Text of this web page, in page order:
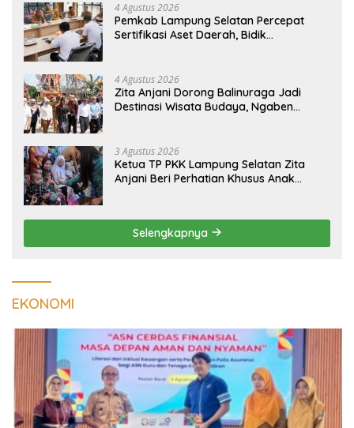
4 Agustus 2026
Pemkab Lampung Selatan Percepat
Sertifikasi Aset Daerah, Bidik
4 Agustus 2026
Zita Anjani Dorong Balinuraga Jadi
Destinasi Wisata Budaya, Ngaben
3 Agustus 2026
Ketua TP PKK Lampung Selatan Zita
Anjani Beri Perhatian Khusus Anak
Selengkapnya
EKONOMI